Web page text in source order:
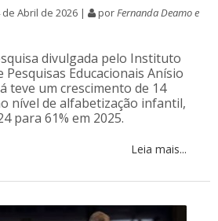
Abril de 2026 | porFernanda Deamo e
divulgada pelo Instituto
Pesquisas Educacionais Anísio
teve um crescimento de 14
nível de alfabetização infantil,
para 61% em 2025.
Leia mais...